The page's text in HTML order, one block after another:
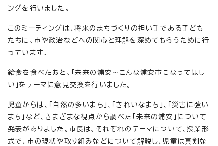
ングを行いました。
このミーティングは、将来のまちづくりの担い手である子ども
たちに、市や政治などへの関心と理解を深めてもらうために行
っています。
給食を食べたあと、「未来の浦安～こんな浦安市になってほし
い」をテーマに意見交換を行いました。
児童からは、「自然の多いまち」、「きれいなまち」、「災害に強い
まち」など、さまざまな視点から調べた「未来の浦安」について
発表がありました。市長は、それぞれのテーマについて、授業形
式で、市の現状や取り組みなどについて解説し、児童は真剣な